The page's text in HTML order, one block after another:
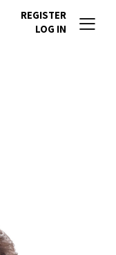
REGISTER
LOG IN